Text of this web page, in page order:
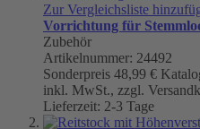
Zur Vergleichsliste
Vorrichtung für
Zubehör
Artikelnummer: 24492
Sonderpreis 48,99 €
inkl. MwSt., zzgl.
Lieferzeit: 2-3 Tage